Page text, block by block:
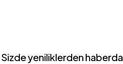
Sizde yeniliklerden